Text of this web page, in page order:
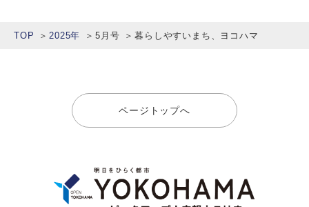
TOP 2025年 5月号 暮らしやすいまち、ヨコハマ
ページトップへ